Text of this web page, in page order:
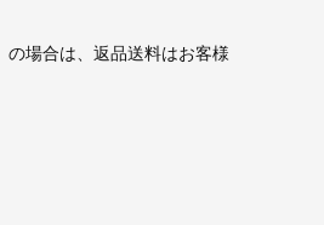
場合は、返品送料はお客様